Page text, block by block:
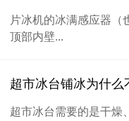
片冰机的冰满感应器（
顶部内壁...
超市冰台铺冰为什
超市冰台需要的是干燥